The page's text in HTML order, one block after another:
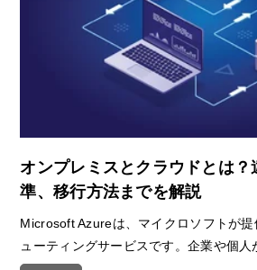
オンプレミスとクラウドとは？
準、移行方法までを解説
Microsoft Azureは、マイクロソフトが
ューティングサービスです。企業や個人